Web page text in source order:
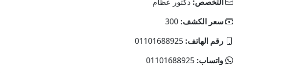
سعر الكشف: 300
رقم الهاتف: 01101688925
واتساب: 01101688925